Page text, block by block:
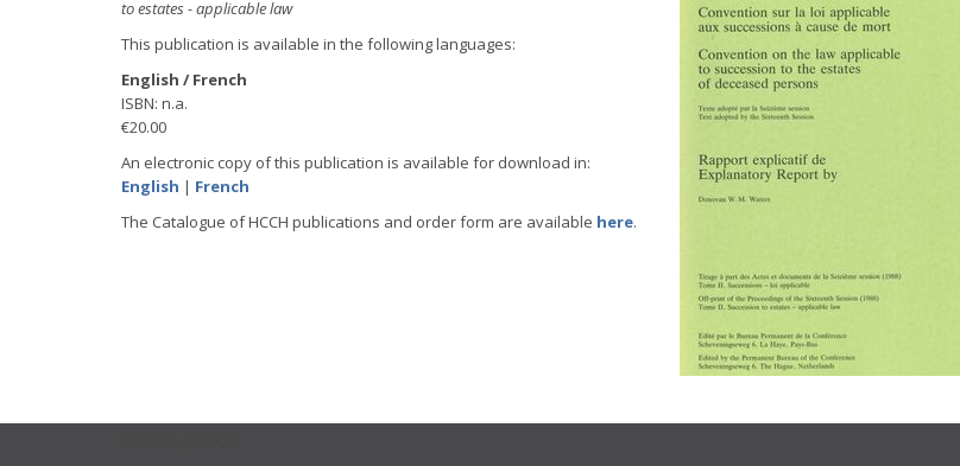
to estates - applicable law
This publication is available in the following languages:
English / French
ISBN: n.a.
€20.00
An electronic copy of this publication is available for download in:
English | French
The Catalogue of HCCH publications and order form are available here.